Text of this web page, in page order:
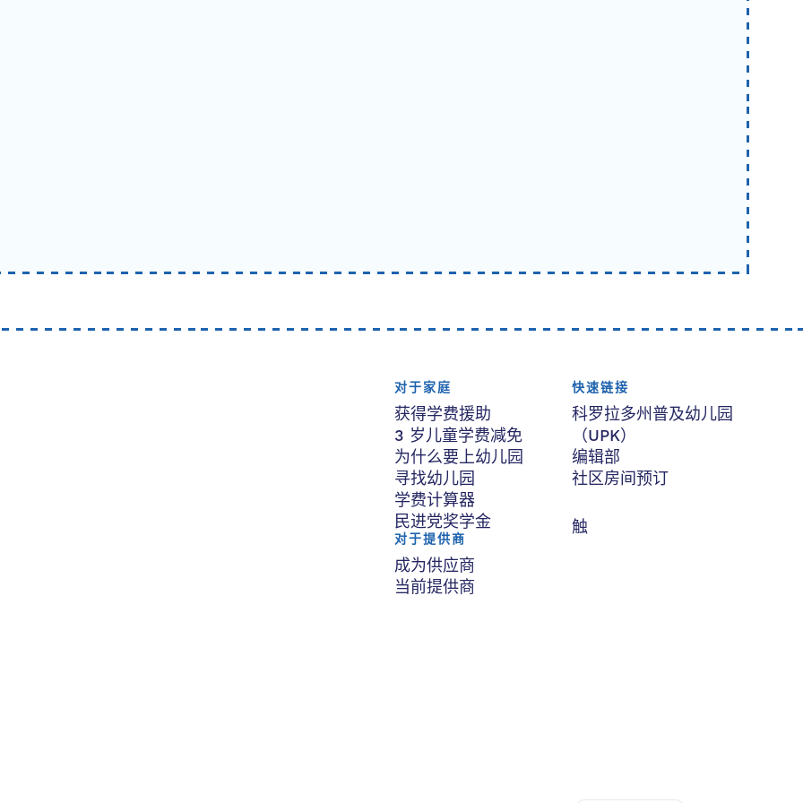
对于家庭
获得学费援助
3 岁儿童学费减免
为什么要上幼儿园
寻找幼儿园
学费计算器
民进党奖学金
对于提供商
成为供应商
当前提供商
快速链接
科罗拉多州普及幼儿园
（UPK）
编辑部
社区房间预订
触